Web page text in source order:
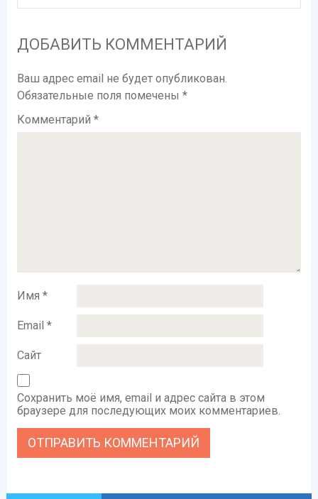
ДОБАВИТЬ КОММЕНТАРИЙ
Ваш адрес email не будет опубликован.
Обязательные поля помечены *
Комментарий *
Имя *
Email *
Сайт
Сохранить моё имя, email и адрес сайта в этом
браузере для последующих моих комментариев.